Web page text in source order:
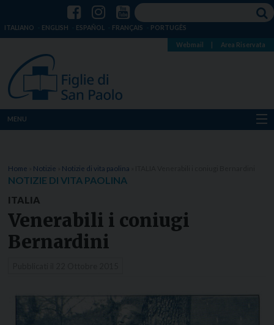
ITALIANO ENGLISH ESPAÑOL FRANÇAIS PORTUGÊS
Webmail Area Riservata
MENU
Dove siamo
Notizie
Risorse
Home Notizie Notizie di vita paolina
NOTIZIE DI VITA PAOLINA
ITALIA
Venerabili i coniugi
Bernardini